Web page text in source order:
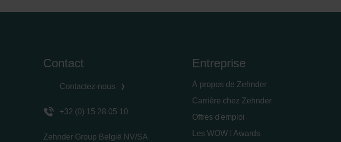
Contact
Contactez-nous
+32 (0) 15 28 05 10
Zehnder Group België NV/SA
Entreprise
À propos de Zehnder
Carrière chez Zehnder
Offres d'emploi
Les WOW ! Awards